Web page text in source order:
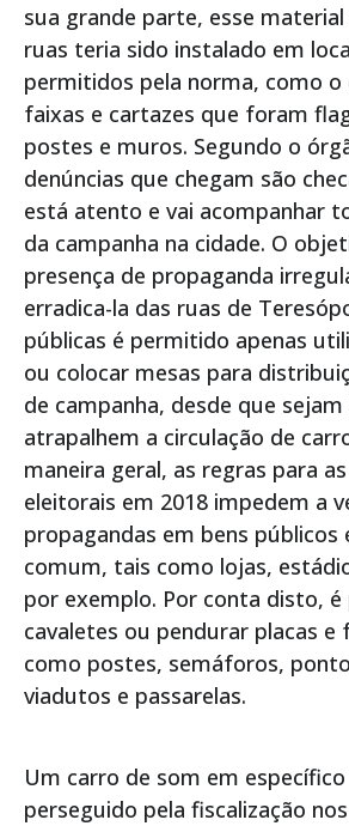
sua grande parte, esse
ruas teria sido instalado em
permitidos pela norma, como o
faixas e cartazes que foram
postes e muros. Segundo o
denúncias que chegam são
está atento e vai acompanhar
da campanha na cidade. O
presença de propaganda
erradica-la das ruas de
públicas é permitido apenas
ou colocar mesas para
de campanha, desde que
atrapalhem a circulação de
maneira geral, as regras para
eleitorais em 2018 impedem a
propagandas em bens públicos
comum, tais como lojas,
por exemplo. Por conta disto,
cavaletes ou pendurar placas e
como postes, semáforos,
viadutos e passarelas.
Um carro de som em
perseguido pela fiscalização